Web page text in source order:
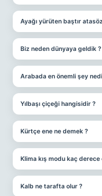
Ayağı yürüten baştır
Biz neden dünyaya geldik ?
Arabada en önemli şey
Yılbaşı çiçeği hangisidir ?
Kürtçe ene ne demek ?
Klima kış modu kaç derece
Kalb ne tarafta olur ?